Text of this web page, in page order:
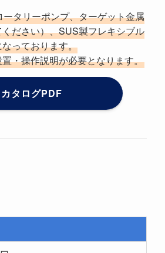
タリーポンプ、ターゲット金属
ださい）、SUS製フレキシブル
っております。
・操作説明が必要となります。
カタログPDF